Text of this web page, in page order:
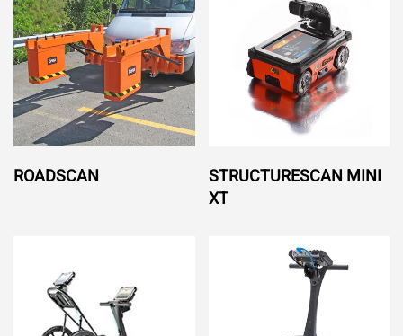
ROADSCAN
STRUCTURESCAN MINI
XT